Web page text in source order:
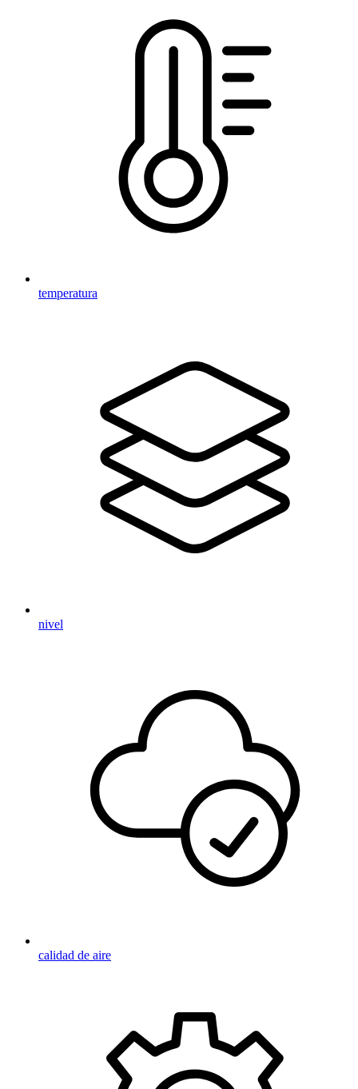
temperatura
nivel
calidad de aire